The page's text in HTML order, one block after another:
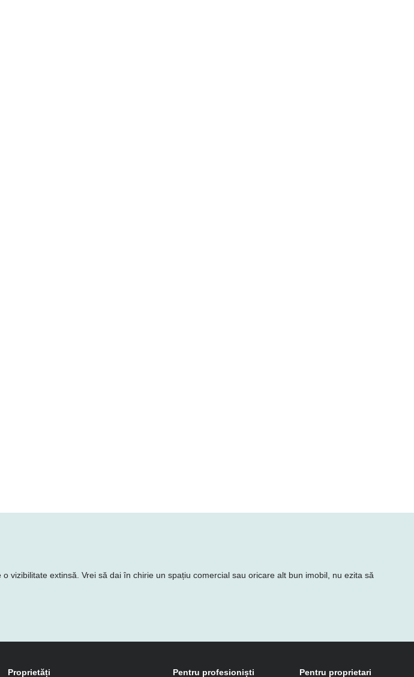
extinsă. Vrei să dai în chirie un spațiu comercial sau oricare alt bun imobil, nu ezita să
Proprietăți Pentru profesioniști Pentru proprietari